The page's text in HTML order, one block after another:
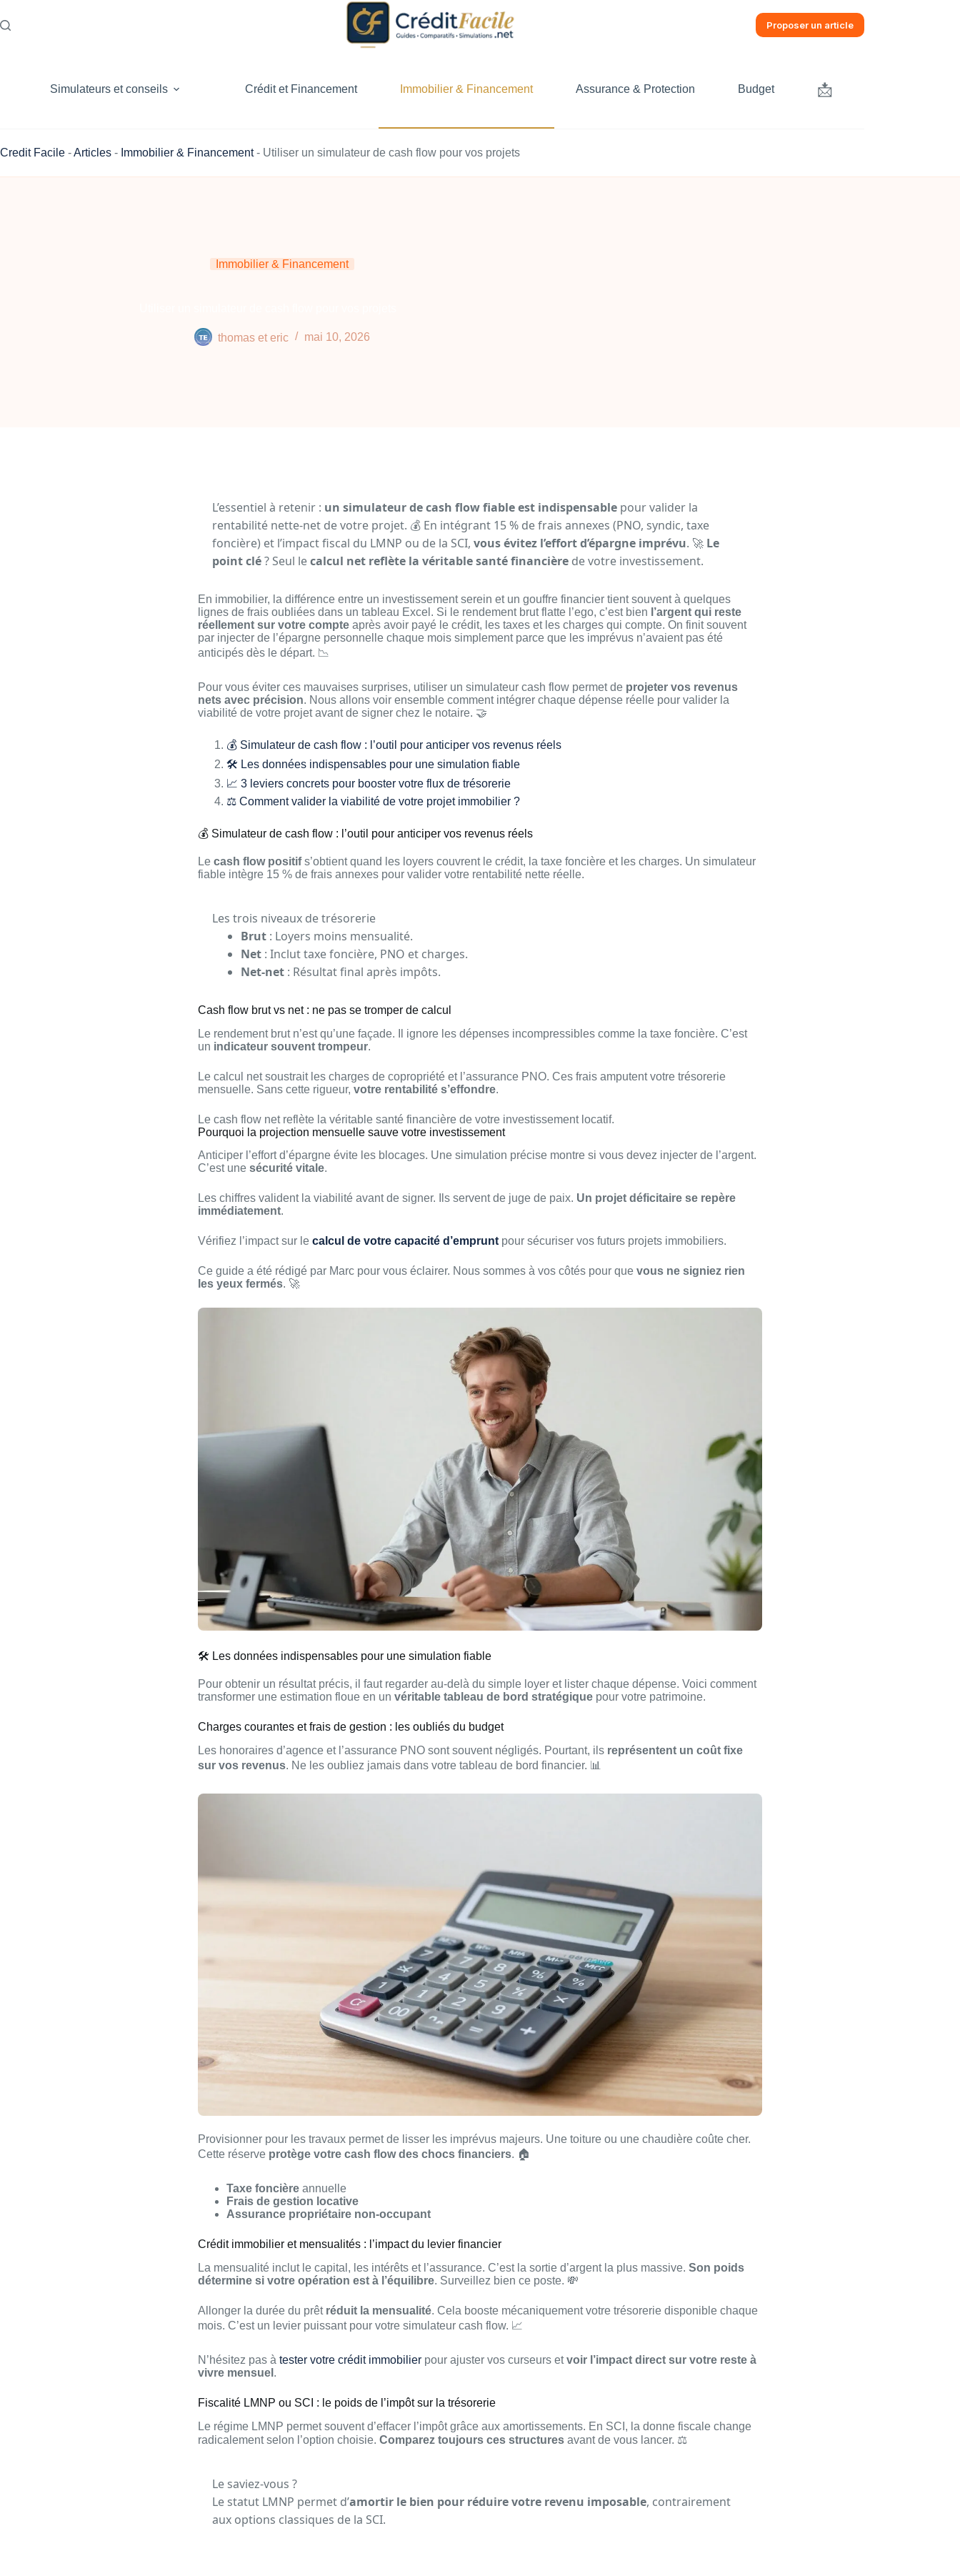
au
contenu
Proposer un article
Simulateurs et conseils Crédit et Financement Immobilier & Financement Assurance & Protection Budget 📩
Credit Facile -Articles - Immobilier & Financement- Utiliser un simulateur de cash flow pour vos projets
Immobilier & Financement
thomas et eric mai 10, 2026
L’essentiel à retenir : un simulateur de cash flow fiable est indispensable pour valider la
rentabilité nette-net de votre projet. 💰 En intégrant 15 % de frais annexes (PNO, syndic, taxe
foncière) et l’impact fiscal du LMNP ou de la SCI, vous évitez l’effort d’épargne imprévu. 🚀 Le
point clé? Seul lecalcul net reflète la véritable santé financière de votre investissement.
En immobilier, la différence entre un investissement serein et un gouffre financier tient souvent à quelques
lignes de frais oubliées dans un tableau Excel. Si le rendement brut flatte l’ego, c’est bien l’argent qui reste
réellement sur votre compte après avoir payé le crédit, les taxes et les charges qui compte. On finit souvent
par injecter de l’épargne personnelle chaque mois simplement parce que les imprévus n’avaient pas été
anticipés dès le départ. 📉
Pour vous éviter ces mauvaises surprises, utiliser un simulateur cash flow permet de projeter vos revenus
nets avec précision. Nous allons voir ensemble comment intégrer chaque dépense réelle pour valider la
viabilité de votre projet avant de signer chez le notaire. 🤝
💰 Simulateur de cash flow : l’outil pour anticiper vos revenus réels
🛠️ Les données indispensables pour une simulation fiable
📈 3 leviers concrets pour booster votre flux de trésorerie
⚖️ Comment valider la viabilité de votre projet immobilier ?
💰 Simulateur de cash flow : l’outil pour anticiper vos revenus réels
Le cash flow positifs’obtient quand les loyers couvrent le crédit, la taxe foncière et les charges. Un simulateur
fiable intègre 15 % de frais annexes pour valider votre rentabilité nette réelle.
Les trois niveaux de trésorerie
Brut : Loyers moins mensualité.
Net : Inclut taxe foncière, PNO et charges.
Net-net : Résultat final après impôts.
Cash flow brut vs net : ne pas se tromper de calcul
Le rendement brut n’est qu’une façade. Il ignore les dépenses incompressibles comme la taxe foncière. C’est
un indicateur souvent trompeur.
Le calcul net soustrait les charges de copropriété et l’assurance PNO. Ces frais amputent votre trésorerie
mensuelle. Sans cette rigueur, votre rentabilité s’effondre.
Le cash flow net reflète la véritable santé financière de votre investissement locatif.
Pourquoi la projection mensuelle sauve votre investissement
Anticiper l’effort d’épargne évite les blocages. Une simulation précise montre si vous devez injecter de l’argent.
C’est une sécurité vitale.
Les chiffres valident la viabilité avant de signer. Ils servent de juge de paix. Un projet déficitaire se repère
immédiatement.
Vérifiez l’impact sur le calcul de votre capacité d’emprunt pour sécuriser vos futurs projets immobiliers.
Ce guide a été rédigé par Marc pour vous éclairer. Nous sommes à vos côtés pour que vous ne signiez rien
les yeux fermés. 🚀
🛠️ Les données indispensables pour une simulation fiable
Pour obtenir un résultat précis, il faut regarder au-delà du simple loyer et lister chaque dépense. Voici comment
transformer une estimation floue en un véritable tableau de bord stratégique pour votre patrimoine.
Charges courantes et frais de gestion : les oubliés du budget
Les honoraires d’agence et l’assurance PNO sont souvent négligés. Pourtant, ils représentent un coût fixe
sur vos revenus. Ne les oubliez jamais dans votre tableau de bord financier. 📊
Provisionner pour les travaux permet de lisser les imprévus majeurs. Une toiture ou une chaudière coûte cher.
Cette réserve protège votre cash flow des chocs financiers. 🏠
Taxe foncière annuelle
Frais de gestion locative
Assurance propriétaire non-occupant
Crédit immobilier et mensualités : l’impact du levier financier
La mensualité inclut le capital, les intérêts et l’assurance. C’est la sortie d’argent la plus massive. Son poids
détermine si votre opération est à l’équilibre. Surveillez bien ce poste. 💸
Allonger la durée du prêt réduit la mensualité. Cela booste mécaniquement votre trésorerie disponible chaque
mois. C’est un levier puissant pour votre simulateur cash flow. 📈
N’hésitez pas à tester votre crédit immobilier pour ajuster vos curseurs etvoir l’impact direct sur votre reste à
vivre mensuel .
Fiscalité LMNP ou SCI : le poids de l’impôt sur la trésorerie
Le régime LMNP permet souvent d’effacer l’impôt grâce aux amortissements. En SCI, la donne fiscale change
radicalement selon l’option choisie. Comparez toujours ces structures avant de vous lancer. ⚖️
Le saviez-vous ?
Le statut LMNP permet d’amortir le bien pour réduire votre revenu imposable, contrairement
aux options classiques de la SCI.